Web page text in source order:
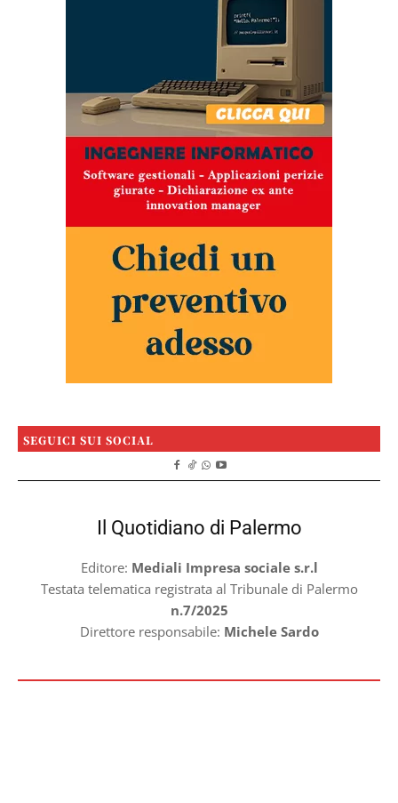
SEGUICI SUI SOCIAL
Il Quotidiano di Palermo
Editore: Mediali Impresa sociale s.r.l
Testata telematica registrata al Tribunale di Palermo
n.7/2025
Direttore responsabile: Michele Sardo